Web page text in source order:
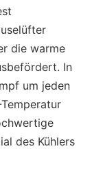
die warme
In
um jeden
des Kühlers